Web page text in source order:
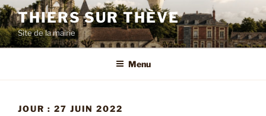
Aller
au
contenu
principal
THIERS SUR THÈVE
Site de la mairie
Menu
JOUR : 27 JUIN 2022